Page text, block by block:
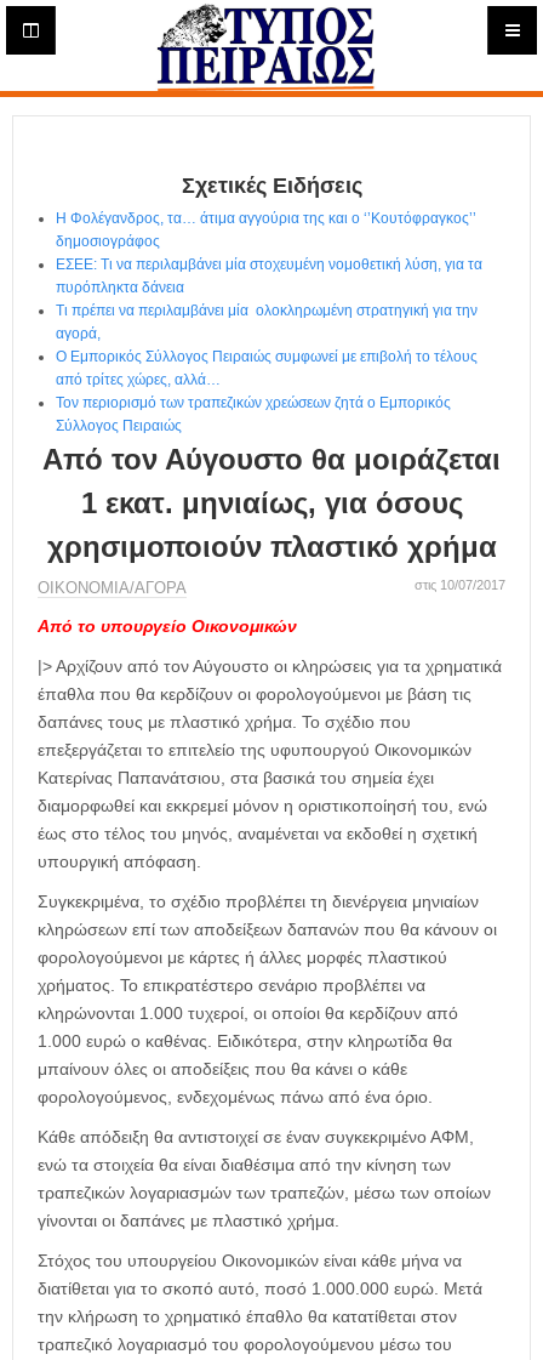
Η
ε
ρ
Σχετικές Ειδήσεις
Η Φολέγανδρος, τα… άτιμα αγγούρια της και ο ‘’Κουτόφραγκος’’
δημοσιογράφος
ΕΣΕΕ: Τι να περιλαμβάνει μία στοχευμένη νομοθετική λύση, για τα
πυρόπληκτα δάνεια
Τι πρέπει να περιλαμβάνει μία ολοκληρωμένη στρατηγική για την
αγορά,
Ο Εμπορικός Σύλλογος Πειραιώς συμφωνεί με επιβολή το τέλους
από τρίτες χώρες, αλλά…
Τον περιορισμό των τραπεζικών χρεώσεων ζητά ο Εμπορικός
Σύλλογος Πειραιώς
Από τον Αύγουστο θα μοιράζεται
1 εκατ. μηνιαίως, για όσους
χρησιμοποιούν πλαστικό χρήμα
ΟΙΚΟΝΟΜΙΑ/ΑΓΟΡΑ στις 10/07/2017
Από το υπουργείο Οικονομικών
|> Αρχίζουν από τον Αύγουστο οι κληρώσεις για τα χρηματικά
έπαθλα που θα κερδίζουν οι φορολογούμενοι με βάση τις
δαπάνες τους με πλαστικό χρήμα. Το σχέδιο που
επεξεργάζεται το επιτελείο της υφυπουργού Οικονομικών
Κατερίνας Παπανάτσιου, στα βασικά του σημεία έχει
διαμορφωθεί και εκκρεμεί μόνον η οριστικοποίησή του, ενώ
έως στο τέλος του μηνός, αναμένεται να εκδοθεί η σχετική
υπουργική απόφαση.
Συγκεκριμένα, το σχέδιο προβλέπει τη διενέργεια μηνιαίων
κληρώσεων επί των αποδείξεων δαπανών που θα κάνουν οι
φορολογούμενοι με κάρτες ή άλλες μορφές πλαστικού
χρήματος. Το επικρατέστερο σενάριο προβλέπει να
κληρώνονται 1.000 τυχεροί, οι οποίοι θα κερδίζουν από
1.000 ευρώ ο καθένας. Ειδικότερα, στην κληρωτίδα θα
μπαίνουν όλες οι αποδείξεις που θα κάνει ο κάθε
φορολογούμενος, ενδεχομένως πάνω από ένα όριο.
Κάθε απόδειξη θα αντιστοιχεί σε έναν συγκεκριμένο ΑΦΜ,
ενώ τα στοιχεία θα είναι διαθέσιμα από την κίνηση των
τραπεζικών λογαριασμών των τραπεζών, μέσω των οποίων
γίνονται οι δαπάνες με πλαστικό χρήμα.
Στόχος του υπουργείου Οικονομικών είναι κάθε μήνα να
διατίθεται για το σκοπό αυτό, ποσό 1.000.000 ευρώ. Μετά
την κλήρωση το χρηματικό έπαθλο θα κατατίθεται στον
τραπεζικό λογαριασμό του φορολογούμενου μέσω του